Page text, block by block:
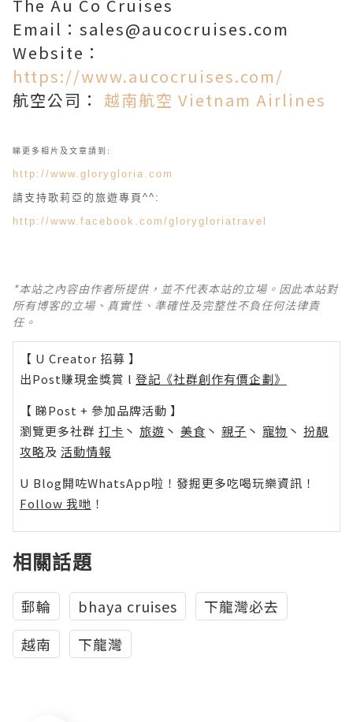
The Au Co Cruises
Email：sales@aucocruises.com
Website：
https://www.aucocruises.com/
航空公司： 越南航空 Vietnam Airlines
睇更多相片及文章請到:
http://www.glorygloria.com
請支持歌莉亞的旅遊專頁^^:
http://www.facebook.com/glorygloriatravel
*本站之內容由作者所提供，並不代表本站的立場。因此本站對
所有博客的立場、真實性、準確性及完整性不負任何法律責
任。
【 U Creator 招募 】
出Post賺現金獎賞 l 登記《社群創作有價企劃》
【 睇Post + 參加品牌活動 】
瀏覽更多社群 打卡 丶 旅遊 丶 美食 丶 親子 丶 寵物 丶 扮靚
攻略及 活動情報
U Blog開咗WhatsApp啦！發掘更多吃喝玩樂資訊！
Follow 我哋 ！
相關話題
郵輪 bhaya cruises
下龍灣必去
越南
下龍灣